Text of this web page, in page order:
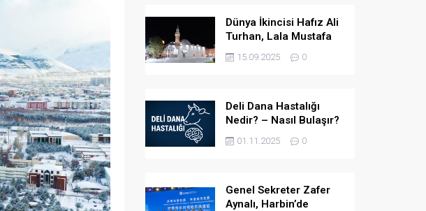
Dünya İkincisi Hafız Ali
Turhan, Lala Mustafa
Paşa Camii’ne Atandı
15.09.2025 0
Deli Dana Hastalığı
Nedir? – Nasıl Bulaşır?
– Belirtileri Nelerdir? –
Tedavi Yöntemleri
01.11.2025 0
Genel Sekreter Zafer
Aynalı, Harbin’de